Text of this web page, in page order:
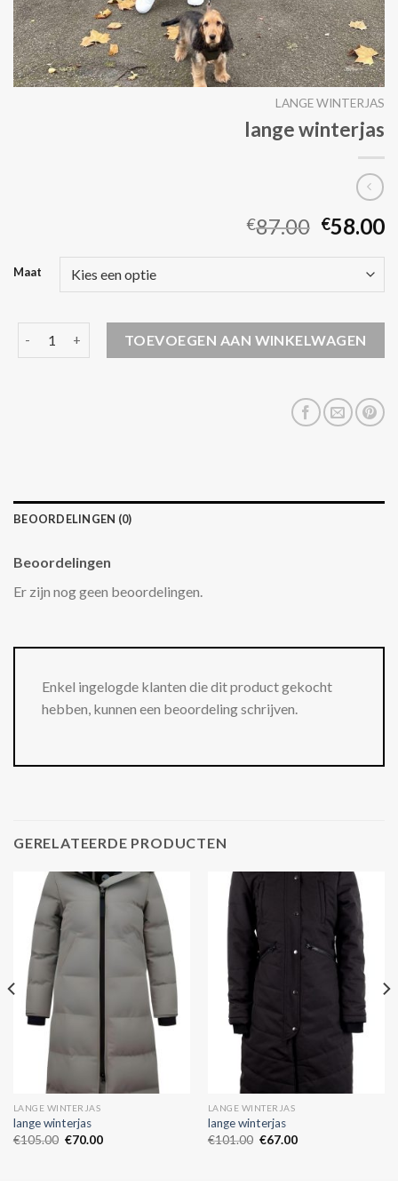
LANGE WINTERJAS
lange winterjas
€87.00 €58.00
Maat
TOEVOEGEN AAN WINKELWAGEN
BEOORDELINGEN (0)
Beoordelingen
Er zijn nog geen beoordelingen.
Enkel ingelogde klanten die dit product gekocht
hebben, kunnen een beoordeling schrijven.
GERELATEERDE PRODUCTEN
LANGE WINTERJAS
lange winterjas
€105.00 €70.00
LANGE WINTERJAS
lange winterjas
€101.00 €67.00